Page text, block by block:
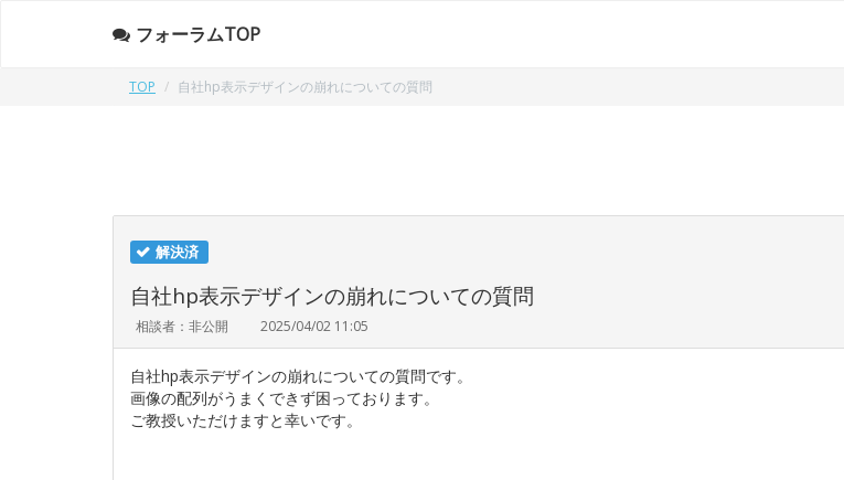
フォーラムTOP
TOP 自社hp表示デザインの崩れについての質問
解決済
自社hp表示デザインの崩れについての質問
相談者：非公開 2025/04/02 11:05
自社hp表示デザインの崩れについての質問です。
画像の配列がうまくできず困っております。
ご教授いただけますと幸いです。